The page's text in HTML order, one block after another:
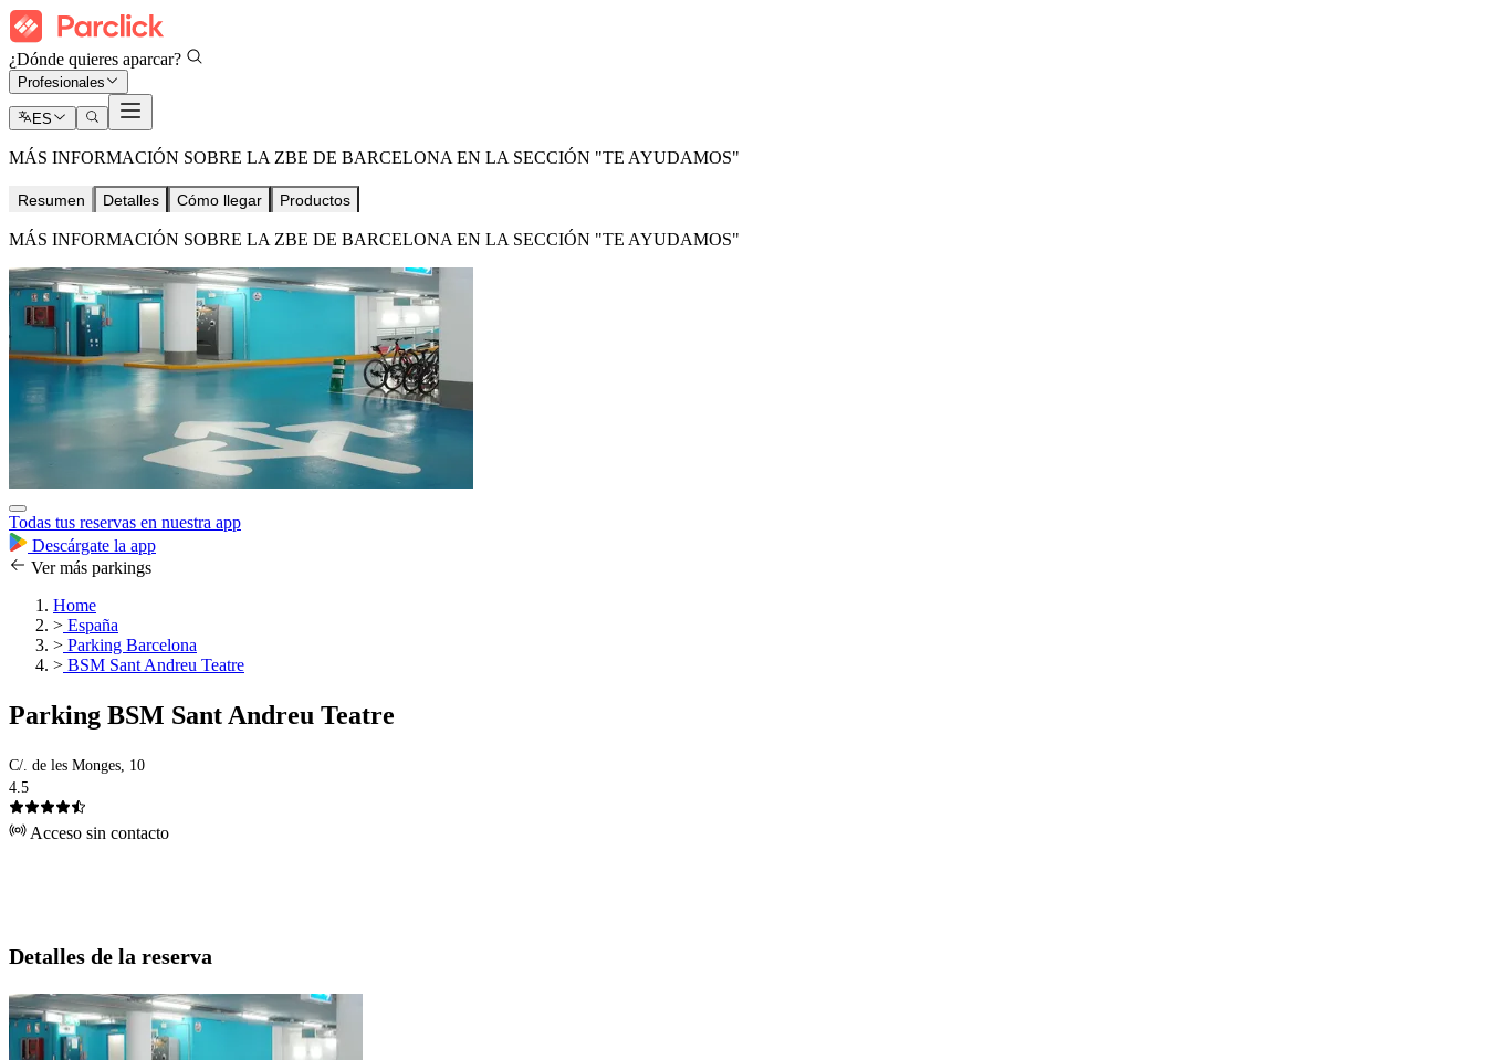
¿Dónde quieres aparcar?
Profesionales
ES
MÁS INFORMACIÓN SOBRE LA ZBE DE BARCELONA EN LA SECCIÓN "TE AYUDAMOS"
Resumen Detalles Cómo llegar Productos
MÁS INFORMACIÓN SOBRE LA ZBE DE BARCELONA EN LA SECCIÓN "TE AYUDAMOS"
Todas tus reservas en nuestra app
Descárgate la app
Ver más parkings
Home
> España
> Parking Barcelona
> BSM Sant Andreu Teatre
Parking BSM Sant Andreu Teatre
C/. de les Monges, 10
4.5
Acceso sin contacto
Detalles de la reserva